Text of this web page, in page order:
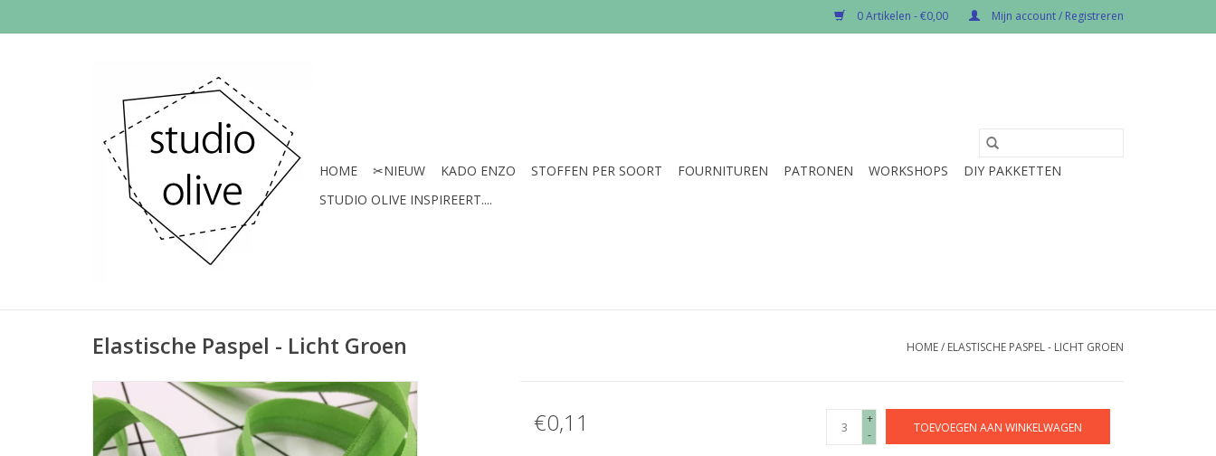
0 Artikelen - €0,00 Mijn account / Registreren
HOME ✂︎NIEUW KADO ENZO STOFFEN PER SOORT FOURNITUREN PATRONEN WORKSHOPS
DIY PAKKETTEN
STUDIO OLIVE INSPIREERT....
Elastische Paspel - Licht Groen HOME/ ELASTISCHE PASPEL - LICHT GROEN
€0,11
+
-
TOEVOEGEN AAN WINKELWAGEN